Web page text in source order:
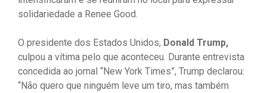
solidariedade a Renee Good.
O presidente dos Estados Unidos, Donald Trump,
culpou a vítima pelo que aconteceu. Durante entrevista
concedida ao jornal “New York Times”, Trump declarou:
“Não quero que ninguém leve um tiro, mas também